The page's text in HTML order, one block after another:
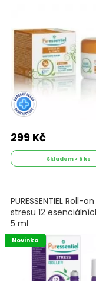
299 Kč
Skladem > 5 ks
PURESSENTIEL Roll-
stresu 12
5 ml
Novinka